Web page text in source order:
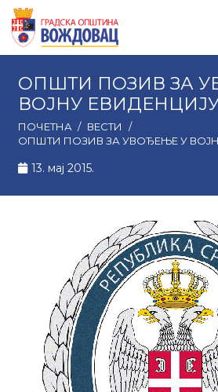
ОПШТИ ПОЗИВ ЗА
ВОЈНУ
ПОЧЕТНА / ВЕСТИ
/
ОПШТИ ПОЗИВ ЗА УВОЂЕЊЕ У
13. мај 2015.